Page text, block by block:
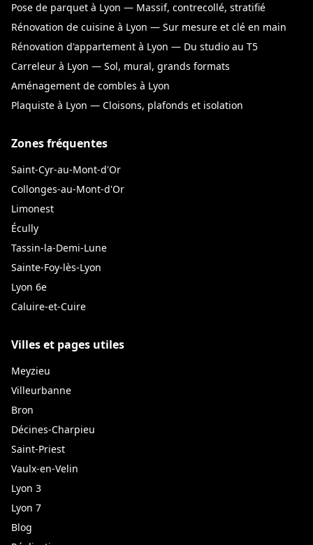
Pose de parquet à Lyon — Massif, contrecollé, stratifié
Rénovation de cuisine à Lyon — Sur mesure et clé en main
Rénovation d'appartement à Lyon — Du studio au T5
Carreleur à Lyon — Sol, mural, grands formats
Aménagement de combles à Lyon
Plaquiste à Lyon — Cloisons, plafonds et isolation
Zones fréquentes
Saint-Cyr-au-Mont-d'Or
Collonges-au-Mont-d'Or
Limonest
Écully
Tassin-la-Demi-Lune
Sainte-Foy-lès-Lyon
Lyon 6e
Caluire-et-Cuire
Villes et pages utiles
Meyzieu
Villeurbanne
Bron
Décines-Charpieu
Saint-Priest
Vaulx-en-Velin
Lyon 3
Lyon 7
Blog